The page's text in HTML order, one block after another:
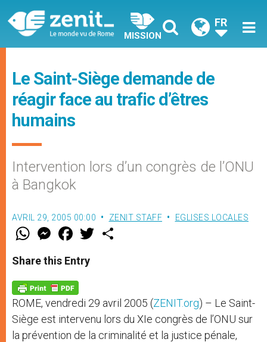
MISSION
FR
Le Saint-Siège demande de
réagir face au trafic d’êtres
humains
Intervention lors d’un congrès de l’ONU
à Bangkok
AVRIL 29, 2005 00:00 ZENIT STAFF EGLISES LOCALES
W
t
s
p
p
M
e
s
e
g
e
r
F
a
e
b
o
k
w
Share this Entry
ROME, vendredi 29 avril 2005 (ZENIT.org) – Le Saint-
Siège est intervenu lors du XIe congrès de l’ONU sur
la prévention de la criminalité et la justice pénale,